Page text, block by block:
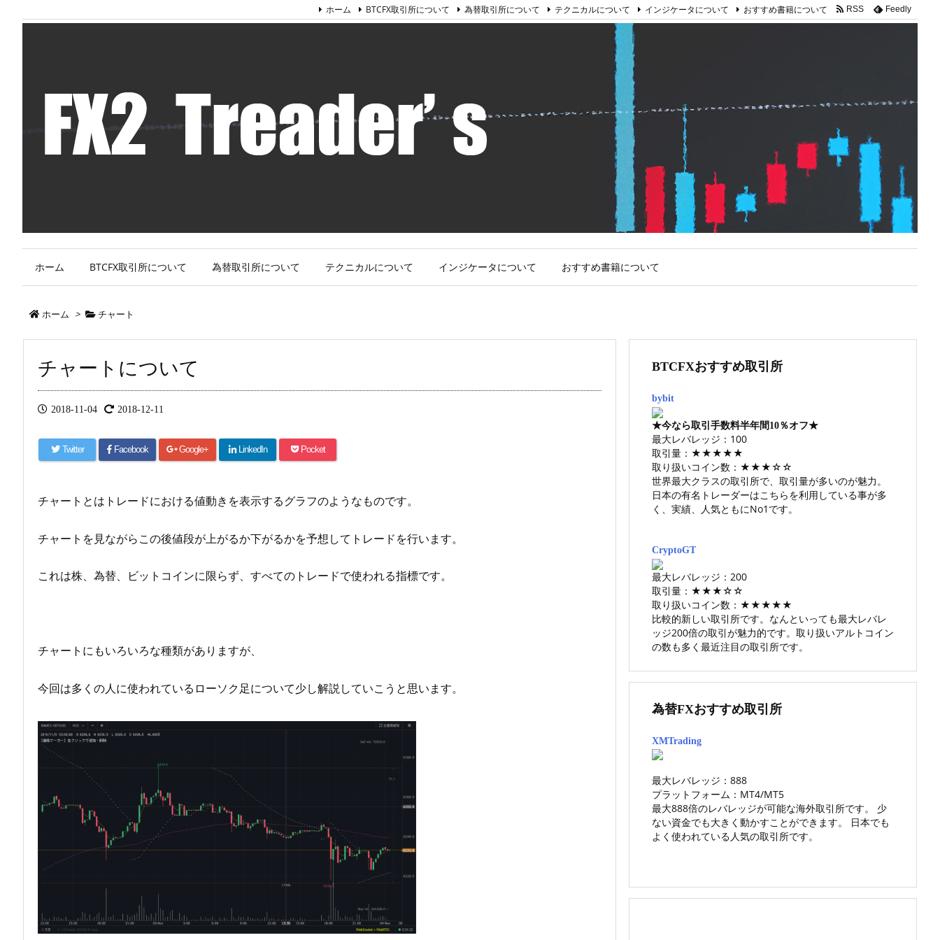
ホーム BTCFX取引所について 為替取引所について テクニカルについて インジケータについて おすすめ書籍について
ホーム BTCFX取引所について 為替取引所について テクニカルについて インジケータについて おすすめ書籍について RSS Feedly
ホーム > チャート
チャートについて
2018-11-04 2018-12-11
Twitter Facebook Google+ LinkedIn Pocket
チャートとはトレードにおける値動きを表示するグラフのようなものです。
チャートを見ながらこの後値段が上がるか下がるかを予想してトレードを行います。
これは株、為替、ビットコインに限らず、すべてのトレードで使われる指標です。
チャートにもいろいろな種類がありますが、
今回は多くの人に使われているローソク足について少し解説していこうと思います。
BTCFXおすすめ取引所
bybit
★今なら取引手数料半年間10％オフ★
最大レバレッジ：100
取引量：★★★★★
取り扱いコイン数：★★★☆☆
世界最大クラスの取引所で、取引量が多いのが魅力。
日本の有名トレーダーはこちらを利用している事が多
く、実績、人気ともにNo1です。
CryptoGT
最大レバレッジ：200
取引量：★★★☆☆
取り扱いコイン数：★★★★★
比較的新しい取引所です。なんといっても最大レバレ
ッジ200倍の取引が魅力的です。取り扱いアルトコイン
の数も多く最近注目の取引所です。
為替FXおすすめ取引所
XMTrading
最大レバレッジ：888
プラットフォーム：MT4/MT5
最大888倍のレバレッジが可能な海外取引所です。 少
ない資金でも大きく動かすことができます。 日本でも
よく使われている人気の取引所です。